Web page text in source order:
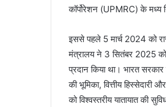
कॉर्पोरेशन (UPMRC) के मध्य
इससे पहले 5 मार्च 2024 को
मंत्रालय ने 3 सितंबर 2025
प्रदान किया था। भारत सरकार
की भूमिका, वित्तीय हिस्सेदारी
को विश्वस्तरीय यातायात की